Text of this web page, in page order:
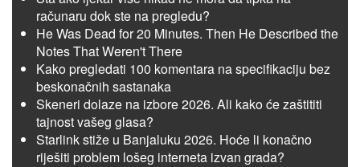
računaru dok ste na pregledu?
He Was Dead for 20 Minutes. Then He Described the
Notes That Weren't There
Kako pregledati 100 komentara na specifikaciju bez
beskonačnih sastanaka
Skeneri dolaze na izbore 2026. Ali kako će zaštititi
tajnost vašeg glasa?
Starlink stiže u Banjaluku 2026. Hoće li konačno
riješiti problem lošeg interneta izvan grada?